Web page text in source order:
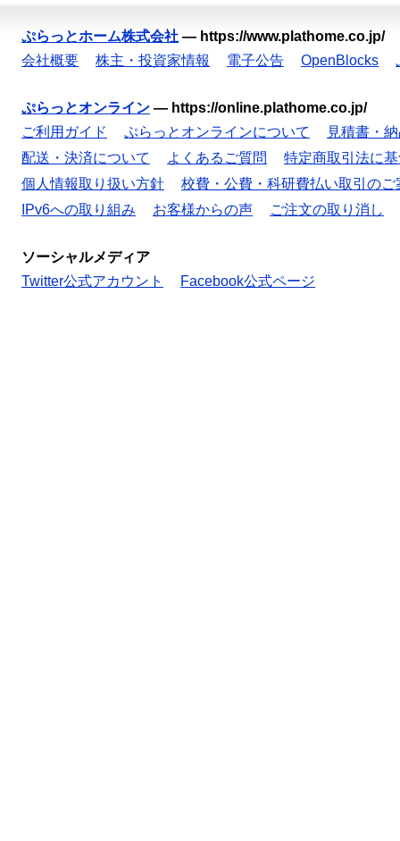
ぷらっとホーム株式会社 — https://www.plathome.co.jp/
会社概要
株主・投資家情報 電子公告 OpenBlocks
ぷらっとオンライン — https://online.plathome.co.jp/
ご利用ガイド
ぷらっとオンラインについて
見積書・
配送・決済について
よくあるご質問
特定商取引法に
個人情報取り扱い方針
校費・公費・科研費払い取引のご
IPv6への取り組み
お客様からの声 ご注文の取り消し
ソーシャルメディア
Twitter公式アカウント
Facebook公式ページ